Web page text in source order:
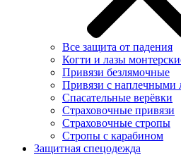
Все защита от падения
Когти и лазы
Привязи безлямочные
Привязи с наплечными
Спасательные верёвки
Страховочные привязи
Страховочные стропы
Стропы с карабином
Защитная спецодежда